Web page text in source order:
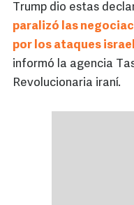
Trump dio estas
paralizó las
por los ataques
informó la agencia
Revolucionaria iraní.